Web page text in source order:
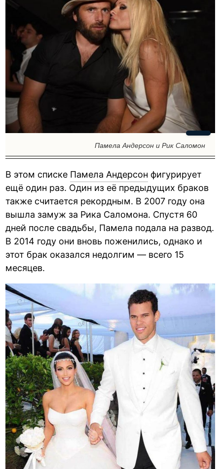
Памела Андерсон и Рик Саломон
В этом списке Памела Андерсон фигурирует
ещё один раз. Один из её предыдущих браков
также считается рекордным. В 2007 году она
вышла замуж за Рика Саломона. Спустя 60
дней после свадьбы, Памела подала на развод.
В 2014 году они вновь поженились, однако и
этот брак оказался недолгим — всего 15
месяцев.